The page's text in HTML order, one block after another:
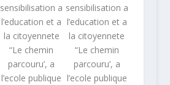
sensibilisation a
l’education et a
la citoyennete
“Le chemin
parcouru’, a
l’ecole publique
sensibilisation a
l’education et a
la citoyennete
“Le chemin
parcouru’, a
l’ecole publique